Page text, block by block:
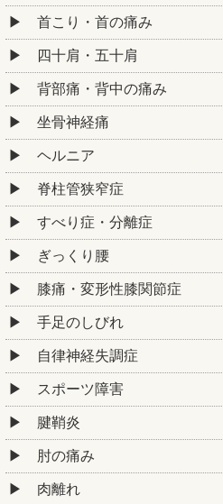
首こり・首の痛み
四十肩・五十肩
背部痛・背中の痛み
坐骨神経痛
ヘルニア
脊柱管狭窄症
すべり症・分離症
ぎっくり腰
膝痛・変形性膝関節症
手足のしびれ
自律神経失調症
スポーツ障害
腱鞘炎
肘の痛み
肉離れ